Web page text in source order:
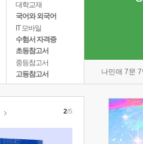
대학교재
국어와 외국어
IT 모바일
수험서 자격증
초등참고서
중등참고서
고등참고서
나민애 7문
2/5